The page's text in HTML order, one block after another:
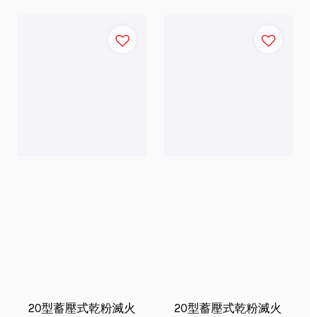
20型蓄壓式乾粉滅火
20型蓄壓式乾粉滅火